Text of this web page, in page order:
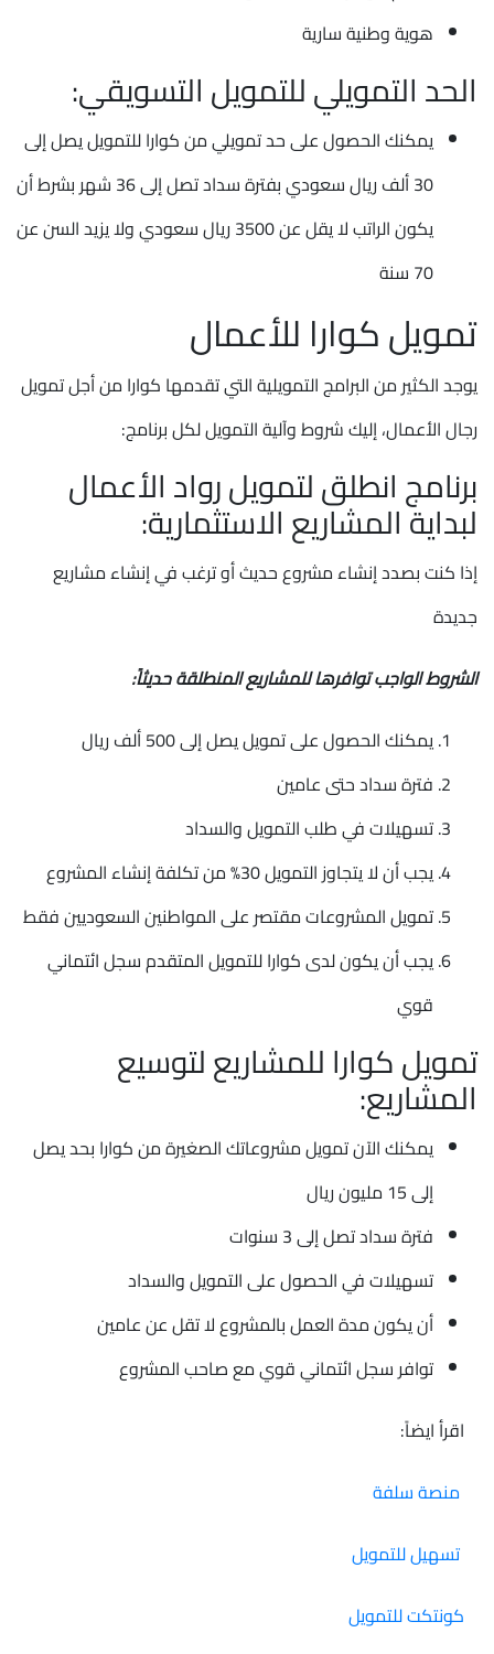
هوية وطنية سارية
الحد التمويلي للتمويل التسويقي:
يمكنك الحصول على حد تمويلي من كوارا للتمويل يصل إلى
30 ألف ريال سعودي بفترة سداد تصل إلى 36 شهر بشرط أن
يكون الراتب لا يقل عن 3500 ريال سعودي ولا يزيد السن عن
70 سنة
تمويل كوارا للأعمال
يوجد الكثير من البرامج التمويلية التي تقدمها كوارا من أجل تمويل
رجال الأعمال، إليك شروط وآلية التمويل لكل برنامج:
برنامج انطلق لتمويل رواد الأعمال
لبداية المشاريع الاستثمارية:
إذا كنت بصدد إنشاء مشروع حديث أو ترغب في إنشاء مشاريع
جديدة
الشروط الواجب توافرها للمشاريع المنطلقة حديثاً:
يمكنك الحصول على تمويل يصل إلى 500 ألف ريال
فترة سداد حتى عامين
تسهيلات في طلب التمويل والسداد
يجب أن لا يتجاوز التمويل 30% من تكلفة إنشاء المشروع
تمويل المشروعات مقتصر على المواطنين السعوديين فقط
يجب أن يكون لدى كوارا للتمويل المتقدم سجل ائتماني
قوي
تمويل كوارا للمشاريع لتوسيع
المشاريع:
يمكنك الآن تمويل مشروعاتك الصغيرة من كوارا بحد يصل
إلى 15 مليون ريال
فترة سداد تصل إلى 3 سنوات
تسهيلات في الحصول على التمويل والسداد
أن يكون مدة العمل بالمشروع لا تقل عن عامين
توافر سجل ائتماني قوي مع صاحب المشروع
اقرأ ايضاً:
منصة سلفة
تسهيل للتمويل
كونتكت للتمويل